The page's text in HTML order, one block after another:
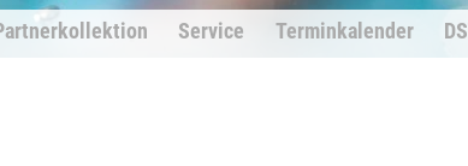
Service Terminkalender